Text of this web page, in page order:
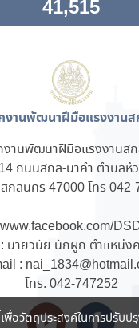
41,515
งานพัฒนาฝีมือแรงงาน
งานพัฒนาฝีมือแรงงานส
ถนนสกล-นาคำ ตำบลห้
กลนคร 47000 โทร 042-
นายวินัย นักผูก ตำแหน่ง
:
โทร. 042-747252
พื่อวัตถุประสงค์ในการปรับ